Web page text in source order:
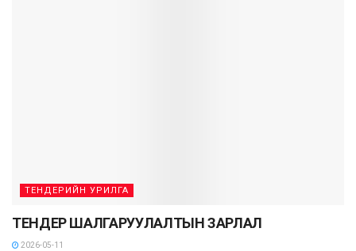
ТЕНДЕРИЙН УРИЛГА
ТЕНДЕР ШАЛГАРУУЛАЛТЫН ЗАРЛАЛ
2026-05-11